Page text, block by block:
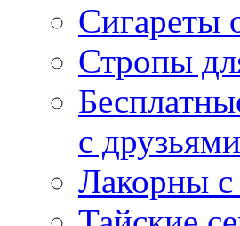
Сигареты
Стропы
с друзьями
Лакорны